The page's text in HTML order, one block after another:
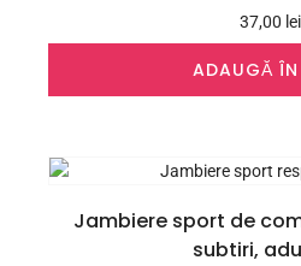
37,00 lei
ADAUGĂ
Jambiere sport de
subtiri,